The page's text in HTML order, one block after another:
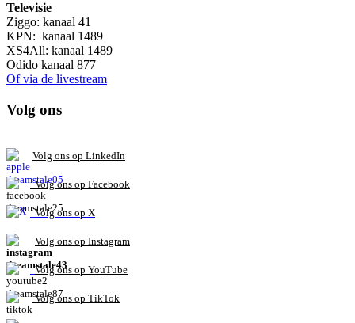
Televisie
Ziggo: kanaal 41
KPN: kanaal 1489
XS4All: kanaal 1489
Odido kanaal 877
Of via de livestream
Volg ons
Volg ons op LinkedIn
Volg ons op Facebook
Volg ons op X
Volg ons op Instagram
Volgons op YouTube
Volg ons op TikTok